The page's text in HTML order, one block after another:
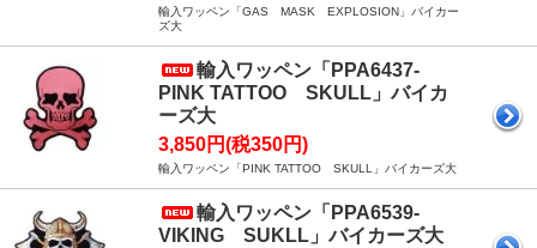
輸入ワッペン「GAS MASK EXPLOSION」バイカー
ズ大
輸入ワッペン「PPA6437-
PINK TATTOO SKULL」バイカ
ーズ大
3,850円(税350円)
輸入ワッペン「PINK TATTOO SKULL」バイカーズ大
輸入ワッペン「PPA6539-
VIKING SUKLL」バイカーズ大